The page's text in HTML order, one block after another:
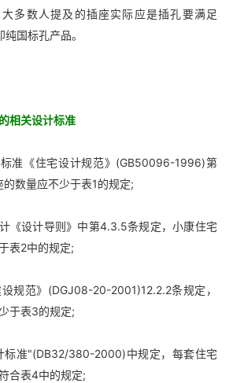
多数人提及的插座实际应是插孔要满足
国标孔产品。
关设计标准
《住宅设计规范》(GB50096-1996)第
数量应不少于表1的规定;
设计导则》中第4.3.5条规定，小康住宅
表2中的规定;
范》(DGJ08-20-2001)12.2.2条规定，
于表3的规定;
准"(DB32/380-2000)中规定，每套住宅
合表4中的规定;